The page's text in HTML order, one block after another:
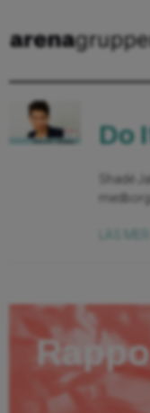
Do
Shadé